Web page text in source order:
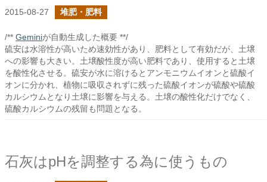
2015-08-27 堆肥・肥料
/** Geminiが自動生成した概要 **/
硫安は水溶性が高いため速効性があり、肥料として有効だが、土壌
への影響も大きい。土壌酸性度が高い肥料であり、使用すると土壌
を酸性化させる。硫安が水に溶けるとアンモニウムイオンと硫酸イ
オンに分かれ、植物に吸収されずに残った硫酸イオンが硫酸や硫酸
カルシウムとなり土壌に影響を与える。土壌の酸性化だけでなく、
硫酸カルシウムの残留も問題となる。
石灰はpHを調整する為に使うもの